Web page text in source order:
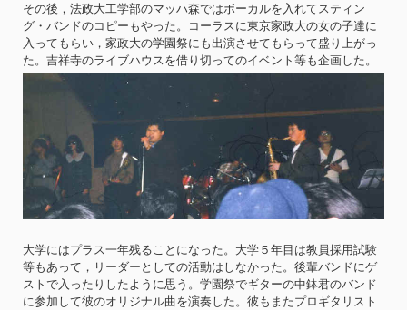
その後，法政大工学部のマッハ森ではボーカルを入れてスティン
グ・バンドのコピーもやった。コーラスに東京家政大の女の子達に
入ってもらい，家政大の学園祭にも出演させてもらって盛り上がっ
た。吉祥寺のライブハウスを借り切ってのイベント等も企画した。
大学にはプラス一年残ることになった。大学５年目は教員採用試験
等もあって，リーダーとしての活動はしなかった。後輩バンドにゲ
ストで入ったりしたように思う。学園祭でギターの中鉢君のバンド
に参加して彼のオリジナル曲を演奏した。彼もまたプロギタリスト